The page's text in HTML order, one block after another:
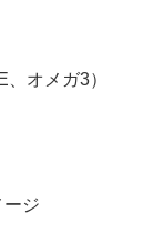
オメガ3）